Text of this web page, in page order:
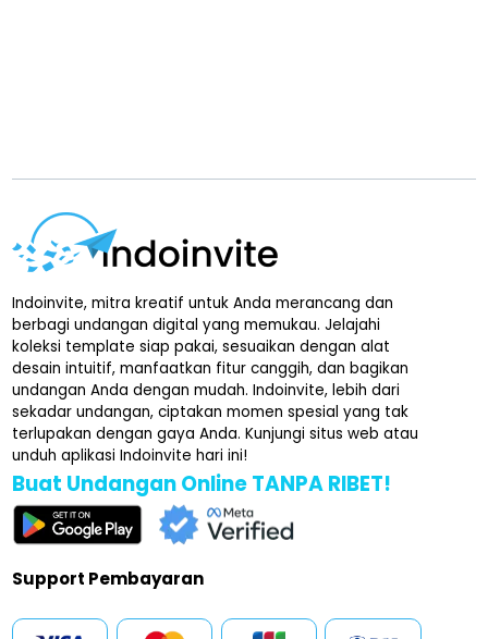
Indoinvite, mitra kreatif untuk Anda merancang dan
berbagi undangan digital yang memukau. Jelajahi
koleksi template siap pakai, sesuaikan dengan alat
desain intuitif, manfaatkan fitur canggih, dan bagikan
undangan Anda dengan mudah. Indoinvite, lebih dari
sekadar undangan, ciptakan momen spesial yang tak
terlupakan dengan gaya Anda. Kunjungi situs web atau
unduh aplikasi Indoinvite hari ini!
Buat Undangan Online TANPA RIBET!
Support Pembayaran